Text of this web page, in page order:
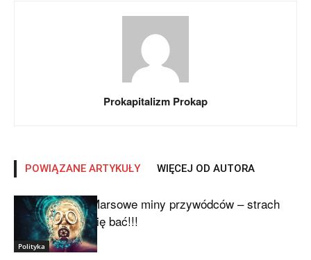
Prokapitalizm Prokap
POWIĄZANE ARTYKUŁY WIĘCEJ OD AUTORA
Polityka
Marsowe miny przywódców – strach
się bać!!!